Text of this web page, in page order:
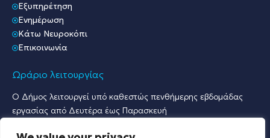
Εξυπηρέτηση
Ενημέρωση
Κάτω Νευροκόπι
Επικοινωνία
Ωράριο λειτουργίας
Ο Δήμος λειτουργεί υπό καθεστώς πενθήμερης εβδομάδας
εργασίας από Δευτέρα έως Παρασκευή